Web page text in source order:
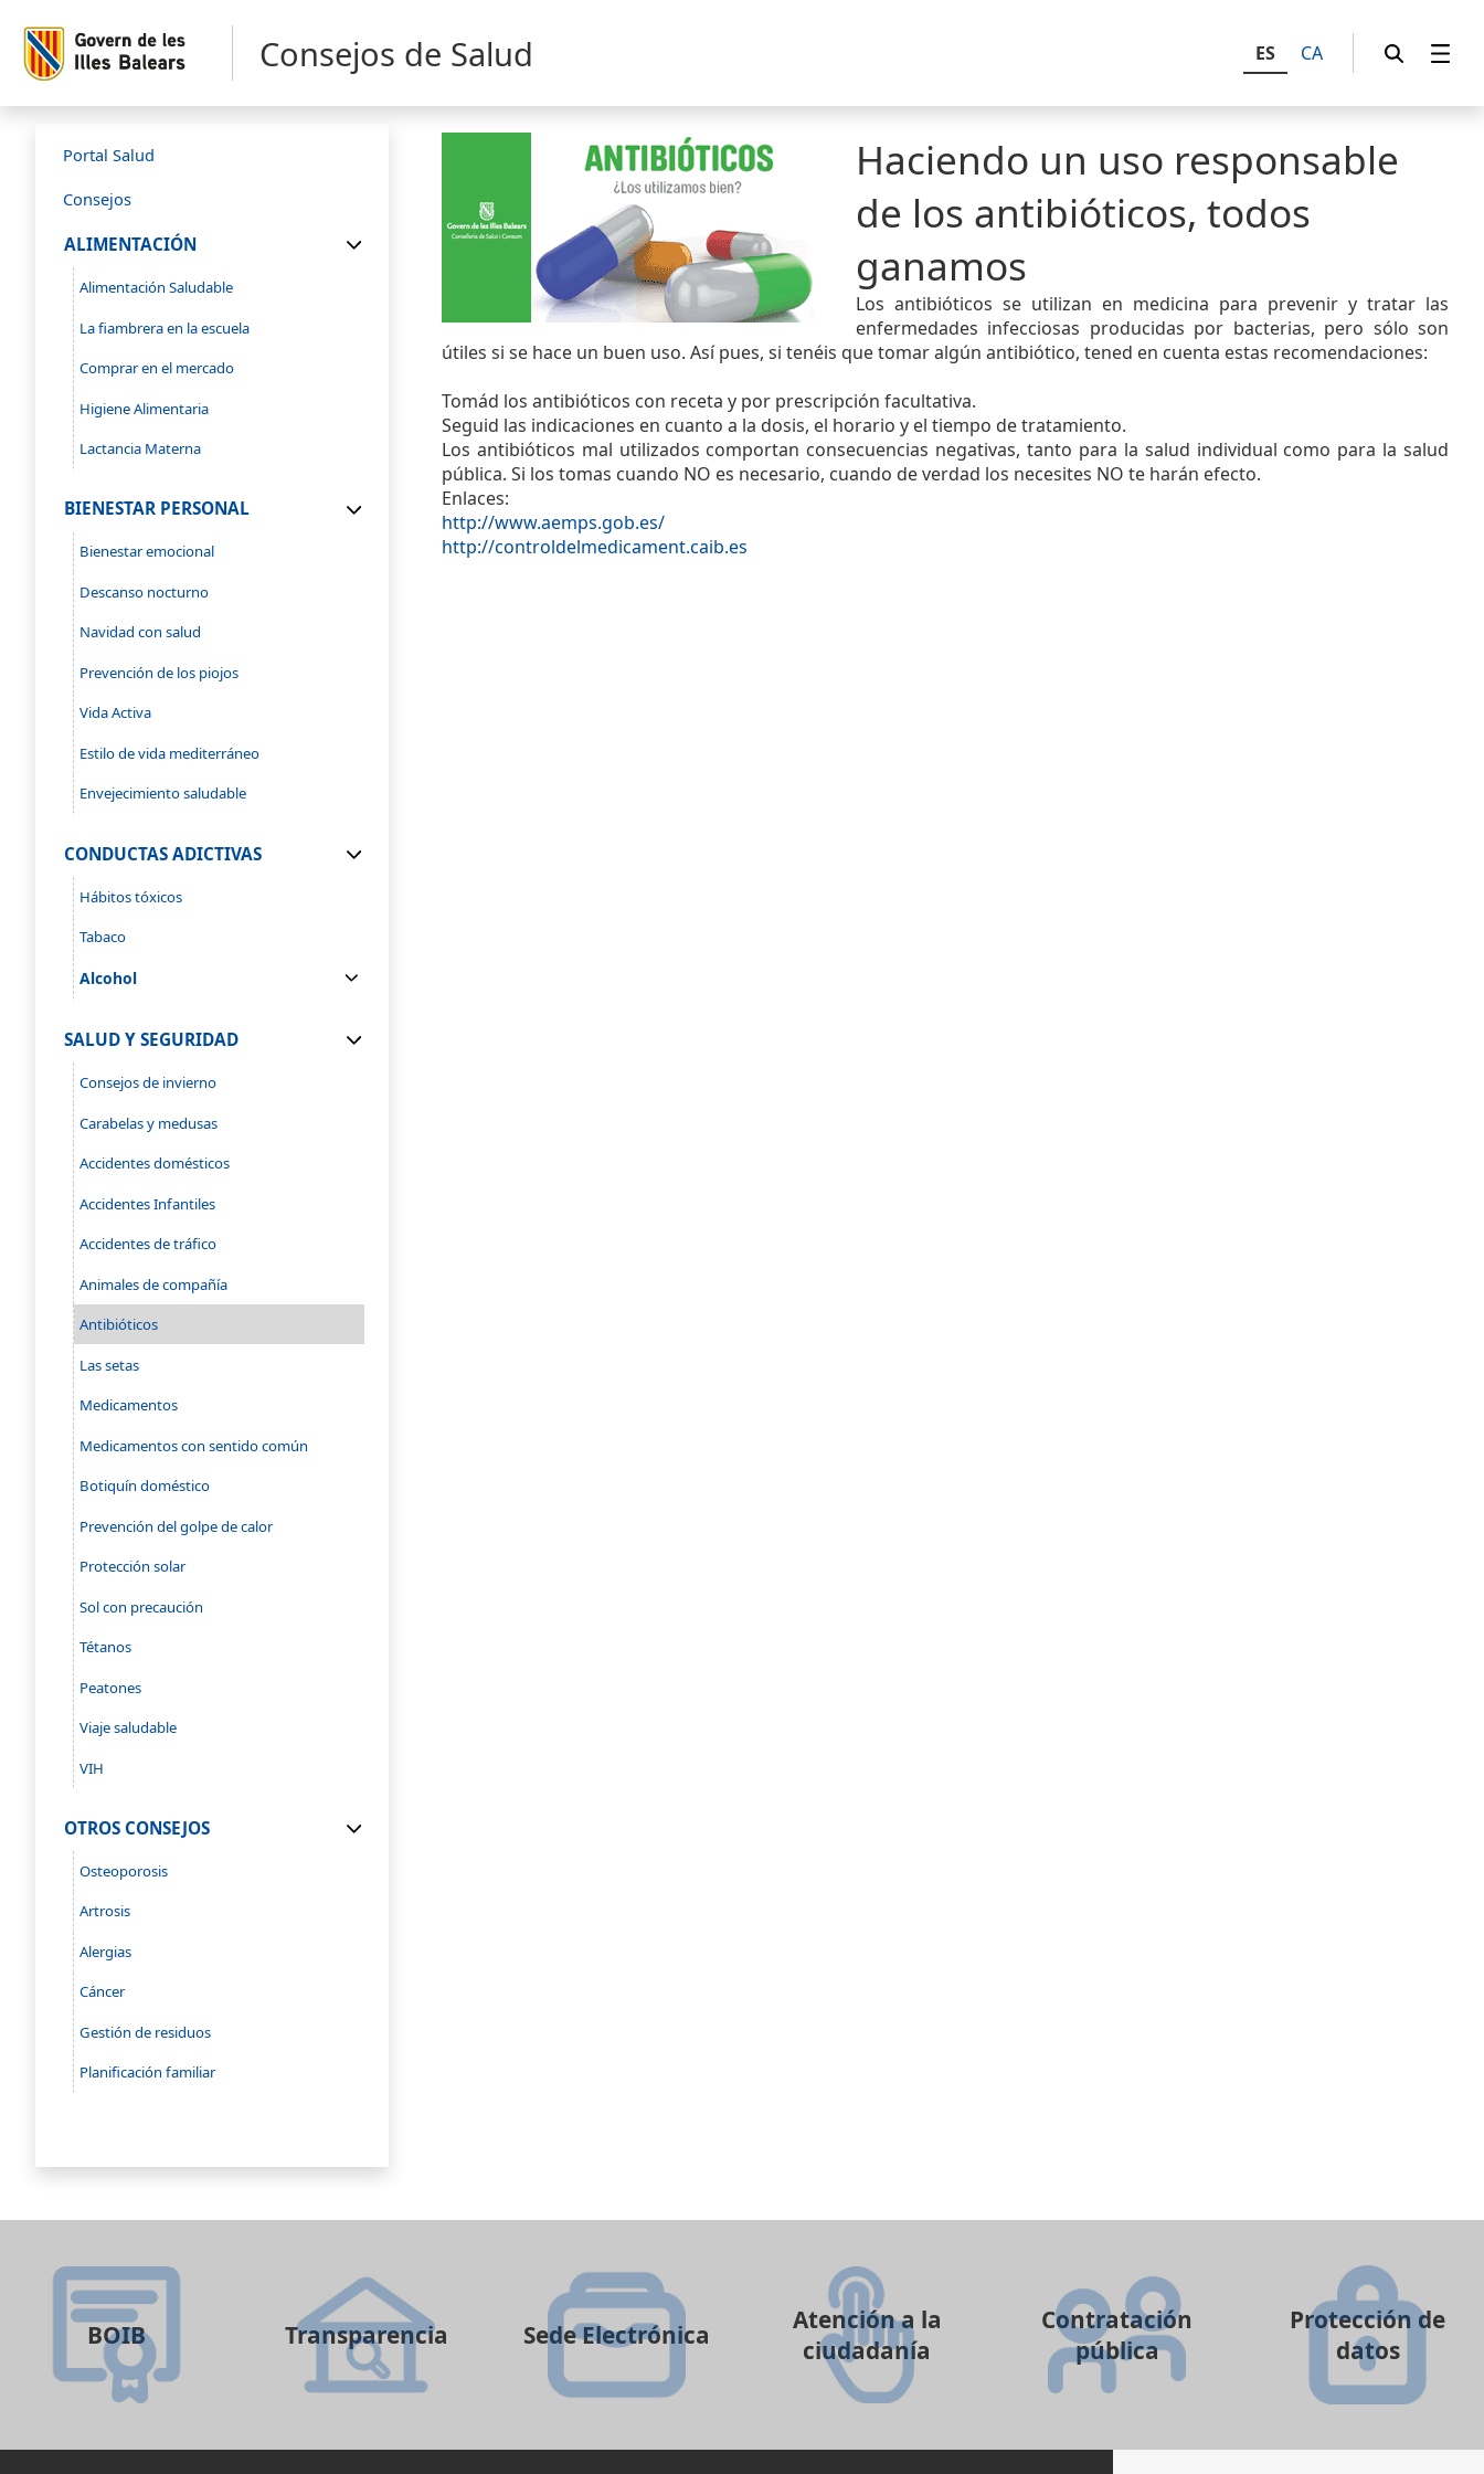
Consejos de Salud ES CA
Portal Salud
Consejos
ALIMENTACIÓN
Alimentación Saludable
La fiambrera en la escuela
Comprar en el mercado
Higiene Alimentaria
Lactancia Materna
BIENESTAR PERSONAL
Bienestar emocional
Descanso nocturno
Navidad con salud
Prevención de los piojos
Vida Activa
Estilo de vida mediterráneo
Envejecimiento saludable
CONDUCTAS ADICTIVAS
Hábitos tóxicos
Tabaco
Alcohol
SALUD Y SEGURIDAD
Consejos de invierno
Carabelas y medusas
Accidentes domésticos
Accidentes Infantiles
Accidentes de tráfico
Animales de compañía
Antibióticos
Las setas
Medicamentos
Medicamentos con sentido común
Botiquín doméstico
Prevención del golpe de calor
Protección solar
Sol con precaución
Tétanos
Peatones
Viaje saludable
VIH
OTROS CONSEJOS
Osteoporosis
Artrosis
Alergias
Cáncer
Gestión de residuos
Planificación familiar
Haciendo un uso responsable
de los antibióticos, todos
ganamos
Los antibióticos se utilizan en medicina para prevenir y tratar las
enfermedades infecciosas producidas por bacterias, pero sólo son
útiles si se hace un buen uso. Así pues, si tenéis que tomar algún antibiótico, tened en cuenta estas recomendaciones:
Tomád los antibióticos con receta y por prescripción facultativa.
Seguid las indicaciones en cuanto a la dosis, el horario y el tiempo de tratamiento.
Los antibióticos mal utilizados comportan consecuencias negativas, tanto para la salud individual como para la salud
pública. Si los tomas cuando NO es necesario, cuando de verdad los necesites NO te harán efecto.
Enlaces:
http://www.aemps.gob.es/
http://controldelmedicament.caib.es
BOIB Transparencia Sede Electrónica
Atención a la
ciudadanía
Contratación
pública
Protección de
datos